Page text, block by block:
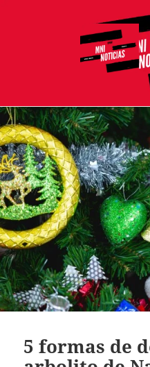
5 formas de